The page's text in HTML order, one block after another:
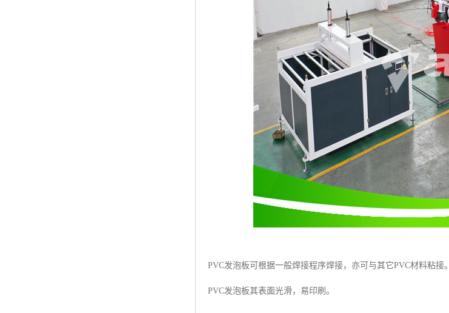
PVC发泡板可根据一般焊接程序焊接，亦可与其它PVC材料粘接。
PVC发泡板其表面光滑，易印刷。